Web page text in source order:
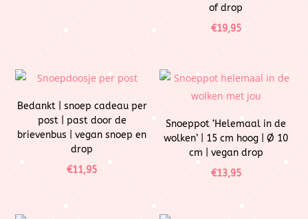
of drop
€19,95
Bedankt | snoep cadeau per
post | past door de
brievenbus | vegan snoep en
drop
€11,95
Snoeppot ‘Helemaal in de
wolken’ | 15 cm hoog | Ø 10
cm | vegan drop
€13,95